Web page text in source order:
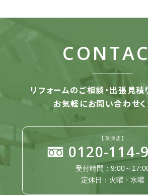
リフォームのご相談・出張見
お気軽にお問い合わせ
【草津店】
0120-114-
受付時間：9:00～
定休日：火曜・水曜